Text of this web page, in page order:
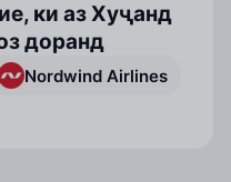
ки аз Хуҷанд
доранд
Nordwind Airlines